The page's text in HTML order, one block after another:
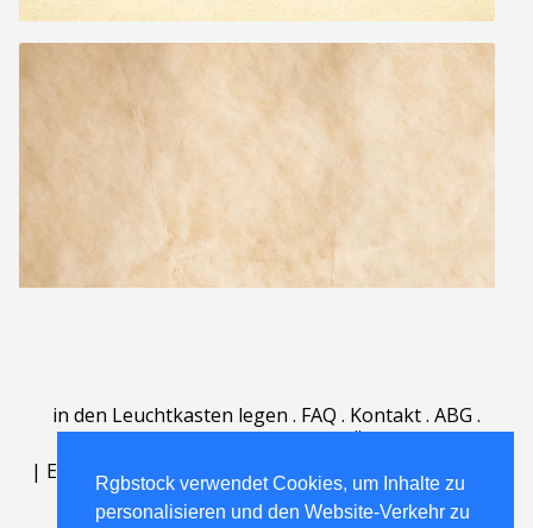
Rgbstock verwendet Cookies, um Inhalte zu
personalisieren und den Website-Verkehr zu
in den Leuchtkasten legen . FAQ . Kontakt. ABG .
| English | Deutsch Español | Polski | Português
Nederlands|